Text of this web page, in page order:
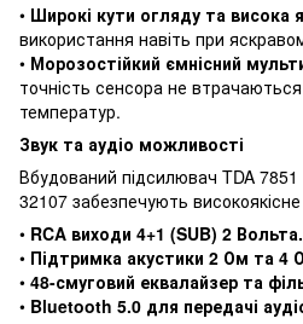
• Широкі кути огляду та висока
використання навіть при
• Морозостійкий ємнісний
точність сенсора не
температур.
Звук та аудіо можливості
Вбудований підсилювач TDA
32107 забезпечують
• RCA виходи 4+1 (SUB) 2 Вольта.
• Підтримка акустики 2 Ом та 4
• 48-смуговий еквалайзер та
• Bluetooth 5.0 для передачі